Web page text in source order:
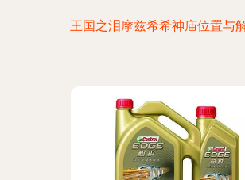
王国之泪摩兹希希神庙位置与